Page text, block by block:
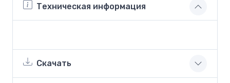
Техническая информация
Скачать